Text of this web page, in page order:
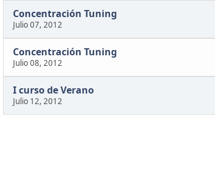
Concentración Tuning
Julio 07, 2012
Concentración Tuning
Julio 08, 2012
I curso de Verano
Julio 12, 2012